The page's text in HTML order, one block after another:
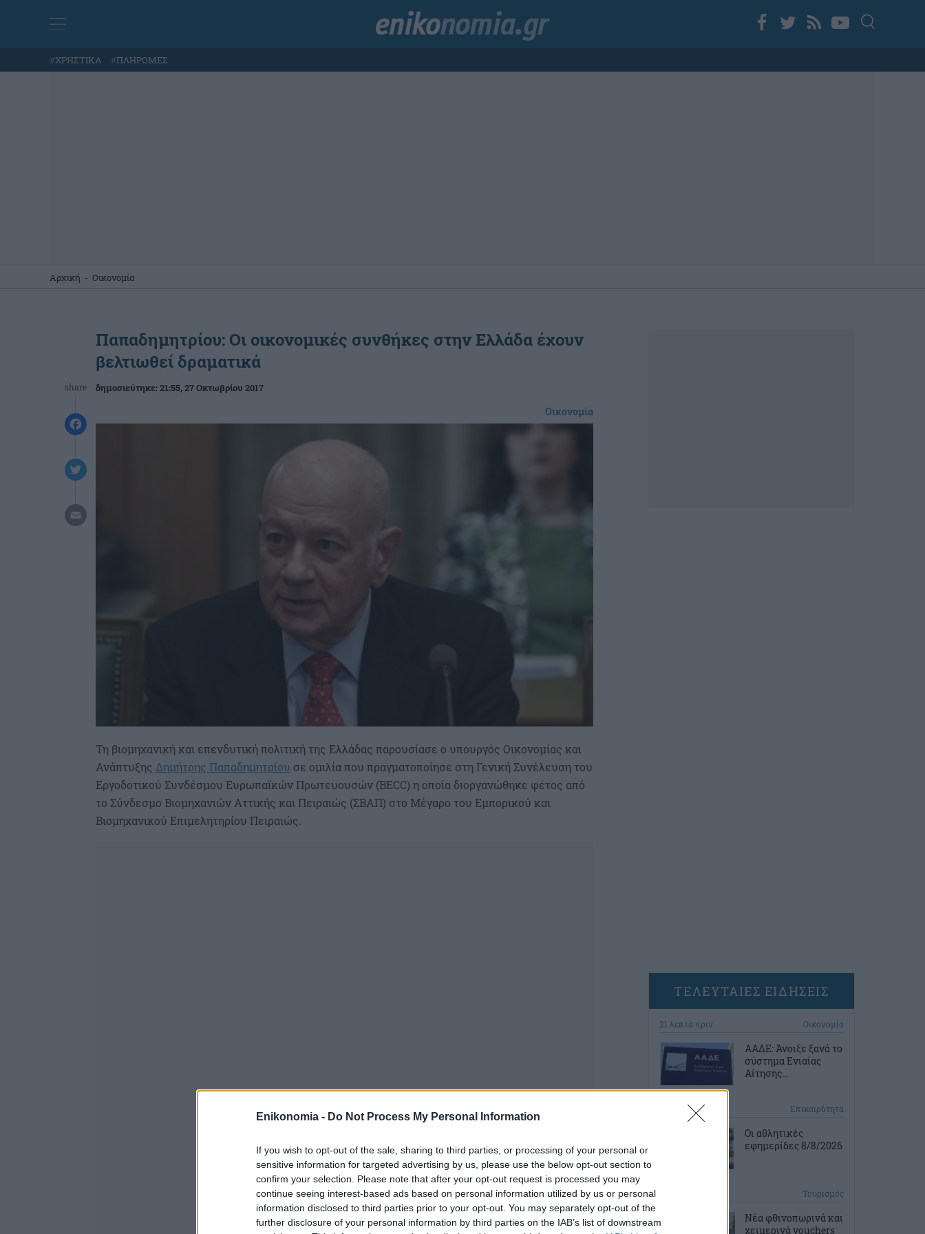
Enikonomia - Do Not Process My Personal Information
If you wish to opt-out of the sale, sharing to third parties, or processing of your personal or
sensitive information for targeted advertising by us, please use the below opt-out section to
confirm your selection. Please note that after your opt-out request is processed you may
continue seeing interest-based ads based on personal information utilized by us or personal
information disclosed to third parties prior to your opt-out. You may separately opt-out of the
further disclosure of your personal information by third parties on the IAB’s list of downstream
#ΧΡΗΣΤΙΚΑ #ΠΛΗΡΩΜΕΣ
Αρχική - Οικονομία
share
Παπαδημητρίου: Οι οικονομικές συνθήκες στην Ελλάδα έχουν
βελτιωθεί δραματικά
δημοσιεύτηκε:21:55, 27 Οκτωβρίου 2017
Οικονομία
Τη βιομηχανική και επενδυτική πολιτική της Ελλάδας παρουσίασε ο υπουργός Οικονομίας και
Ανάπτυξης Δημήτρης Παπαδημητρίου σε ομιλία που πραγματοποίησε στη Γενική Συνέλευση του
Εργοδοτικού Συνδέσμου Ευρωπαϊκών Πρωτευουσών (BECC) η οποία διοργανώθηκε φέτος από
το Σύνδεσμο Βιομηχανιών Αττικής και Πειραιώς (ΣΒΑΠ) στο Μέγαρο του Εμπορικού και
Βιομηχανικού Επιμελητηρίου Πειραιώς.
ΤΕΛΕΥΤΑΙΕΣ ΕΙΔΗΣΕΙΣ
21 λεπτά πριν Οικονομία
ΑΑΔΕ: Άνοιξε ξανά το
σύστημα Ενιαίας
Αίτησης...
1 ώρα πριν Επικαιρότητα
Οι αθλητικές
εφημερίδες 8/8/2026
Τουρισμός
Νέα φθινοπωρινά και
χειμερινά vouchers